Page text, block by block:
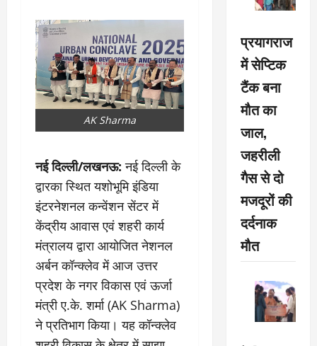
AK Sharma
नई दिल्ली/लखनऊ:नई दिल्ली के
द्वारका स्थित यशोभूमि इंडिया
इंटरनेशनल कन्वेंशन सेंटर में
केंद्रीय आवास एवं शहरी कार्य
मंत्रालय द्वारा आयोजित नेशनल
अर्बन कॉन्क्लेव में आज उत्तर
प्रदेश के नगर विकास एवं ऊर्जा
मंत्री ए.के. शर्मा (AK Sharma)
ने प्रतिभाग किया। यह कॉन्क्लेव
प्रयागराज
में सेप्टिक
टैंक बना
मौत का
जाल,
जहरीली
गैस से दो
मजदूरों की
दर्दनाक
मौत